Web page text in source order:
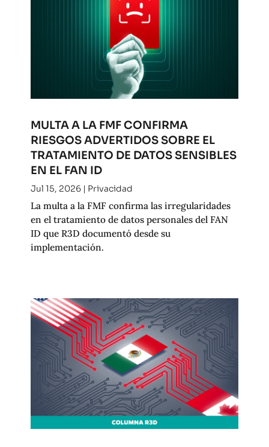
MULTA A LA FMF CONFIRMA
RIESGOS ADVERTIDOS SOBRE EL
TRATAMIENTO DE DATOS SENSIBLES
EN EL FAN ID
Jul 15, 2026| Privacidad
La multa a la FMF confirma las irregularidades
en el tratamiento de datos personales del FAN
ID que R3D documentó desde su
implementación.